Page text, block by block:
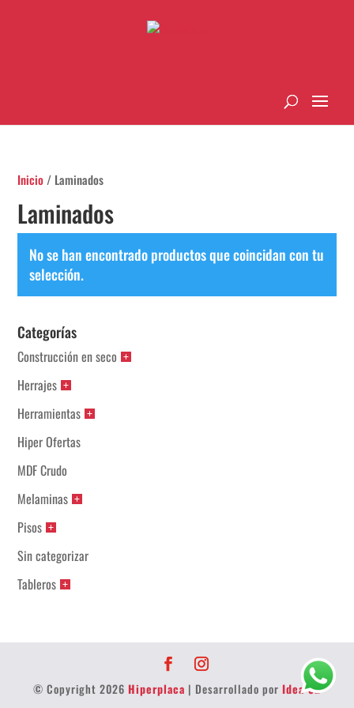
Inicio / Laminados
Laminados
No se han encontrado productos que coincidan con tu
selección.
Categorías
Construcción en seco
Herrajes
Herramientas
Hiper Ofertas
MDF Crudo
Melaminas
Pisos
Sin categorizar
Tableros
© Copyright 2026 Hiperplaca | Desarrollado por Idea 32